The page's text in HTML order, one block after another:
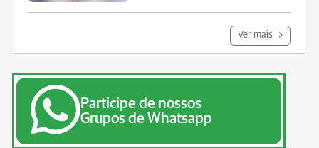
Ver mais
Participe de nossos
Grupos de Whatsapp